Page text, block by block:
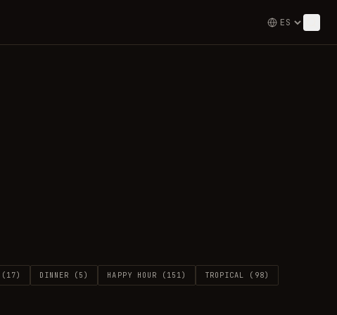
( 17) DINNER ( 5 ) HAPPY HOUR ( 151) TROPICAL ( 98)